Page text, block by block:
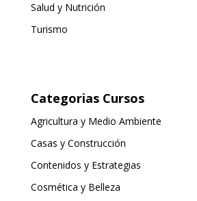
Salud y Nutrición
Turismo
Categorias Cursos
Agricultura y Medio Ambiente
Casas y Construcción
Contenidos y Estrategias
Cosmética y Belleza